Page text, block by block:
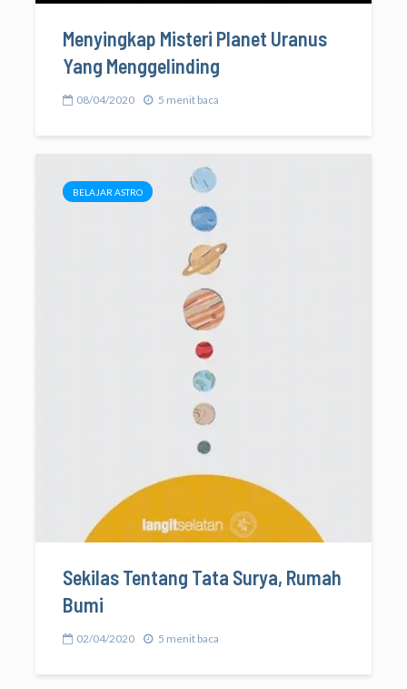
Menyingkap Misteri Planet Uranus
Yang Menggelinding
08/04/2020 5 menit baca
BELAJAR ASTRO
Sekilas Tentang Tata Surya, Rumah
Bumi
02/04/2020 5 menit baca